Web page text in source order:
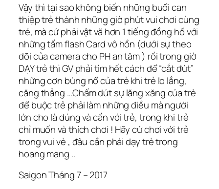
Vậy thì tại sao không biến những buổi can
thiệp trẻ thành những giờ phút vui chơi cùng
trẻ, mà cứ phải vật vã hơn 1 tiếng đồng hồ với
những tấm flash Card vô hồn (dưới sự theo
dõi của camera cho PH an tâm ) rồi trong giờ
DẠY trẻ thì GV phải tìm hết cách để “cắt đứt”
những cơn bùng nổ của trẻ khi trẻ lo lắng,
căng thẳng …Chấm dút sự lăng xăng của trẻ
để buộc trẻ phải làm những điều mà người
lớn cho là đúng và cần với trẻ, trong khi trẻ
chỉ muốn và thích chơi ! Hãy cứ chơi với trẻ
trong vui vẻ , đâu cần phải dạy trẻ trong
hoang mang ..
Saigon Tháng 7 – 2017